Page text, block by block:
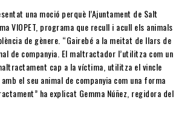
una moció perquè l’Ajuntament de Salt
VIOPET, programa que recull i acull els animals
de gènere. “Gairebé a la meitat de llars de
de companyia. El maltractador l’utilitza com un
cap a la víctima, utilitza el vincle
el seu animal de companyia com una forma
ha explicat Gemma Núñez, regidora del